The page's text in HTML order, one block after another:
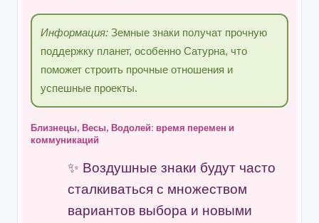
Информация: Земные знаки получат прочную
поддержку планет, особенно Сатурна, что
поможет строить прочные отношения и
успешные проекты.
Близнецы, Весы, Водолей: время перемен и
коммуникаций
Воздушные знаки будут часто
сталкиваться с множеством
вариантов выбора и новыми